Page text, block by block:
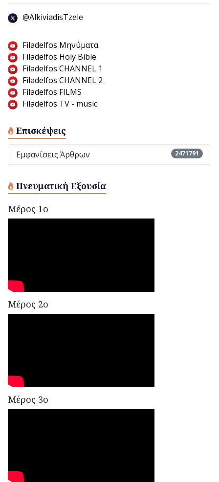
@AlkiviadisTzele
Filadelfos Μηνύματα
Filadelfos Holy Bible
Filadelfos CHANNEL 1
Filadelfos CHANNEL 2
Filadelfos FILMS
Filadelfos TV - music
Επισκέψεις
Εμφανίσεις Άρθρων 2471791
Πνευματική Εξουσία
Μέρος 1ο
Μέρος 2ο
Μέρος 3ο